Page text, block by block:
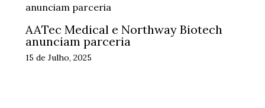
AATec Medical e Northway Biotech
anunciam parceria
15 de Julho, 2025